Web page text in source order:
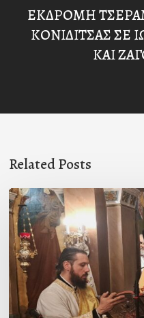
ΕΚΔΡΟΜΗ
ΚΟΝΙΔΙΤΣΑΣ ΣΕ
ΚΑΙ
Related Posts
Ιερά
Παράκληση
στον
Ι.Ν.
Κοιμήσεως
της